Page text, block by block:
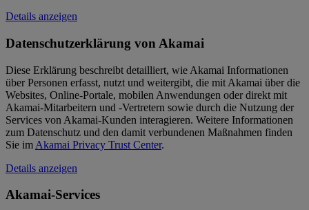
Details anzeigen
Datenschutzerklärung von Akamai
Diese Erklärung beschreibt detailliert, wie Akamai Informationen
über Personen erfasst, nutzt und weitergibt, die mit Akamai über die
Websites, Online-Portale, mobilen Anwendungen oder direkt mit
Akamai-Mitarbeitern und -Vertretern sowie durch die Nutzung der
Services von Akamai-Kunden interagieren. Weitere Informationen
zum Datenschutz und den damit verbundenen Maßnahmen finden
Sie im Akamai Privacy Trust Center.
Details anzeigen
Akamai-Services